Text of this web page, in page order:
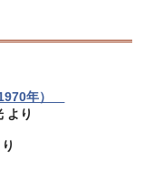
年）
より